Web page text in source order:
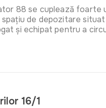
88 se cuplează foarte
spațiu de depozitare
și echipat pentru a
16/1